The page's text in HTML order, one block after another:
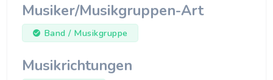
Musiker/Musikgruppen-Art
Band / Musikgruppe
Musikrichtungen